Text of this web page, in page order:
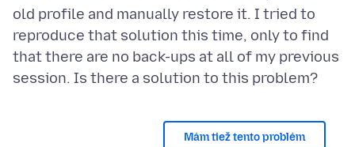
old profile and manually restore it. I tried to
reproduce that solution this time, only to find
that there are no back-ups at all of my previous
Mám tiež tento problém